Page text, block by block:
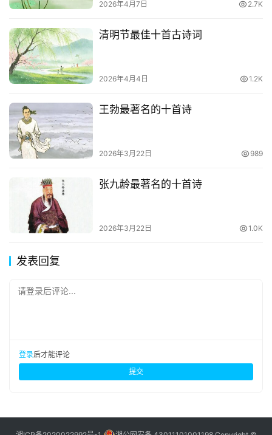
2026年4月7日 2.7K
清明节最佳十首古诗词
2026年4月4日 1.2K
王勃最著名的十首诗
2026年3月22日 989
张九龄最著名的十首诗
2026年3月22日 1.0K
发表回复
请登录后评论...
登录后才能评论
提交